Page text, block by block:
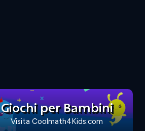
Giochi per Bambini
Visita Coolmath4Kids.com